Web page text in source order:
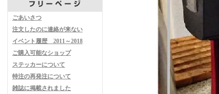
ごあいさつ
注文したのに連絡が来ない
イベント履歴 2011～2018
ご購入可能なショップ
ステッカーについて
特注の再発注について
雑誌に掲載されました